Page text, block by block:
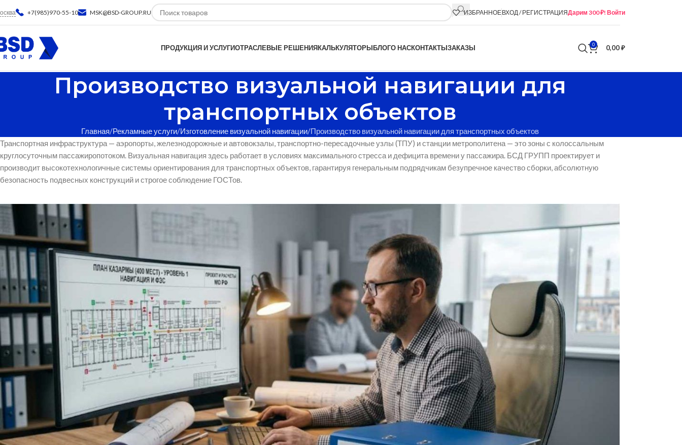
+7(985)970-55-10 MSK@BSD-GROUP.RU ИЗБРАННОЕВХОД / РЕГИСТРАЦИЯДарим 300 ₽! Войти
ПРОДУКЦИЯ И УСЛУГИОТРАСЛЕВЫЕ РЕШЕНИЯКАЛЬКУЛЯТОРЫБЛОГО НАСКОНТАКТЫЗАКАЗЫ 0 0,00₽
Производство визуальной навигации для
транспортных объектов
Главная Рекламные услуги Изготовление визуальной навигации Производство визуальной навигации для транспортных объектов
Транспортная инфраструктура — аэропорты, железнодорожные и автовокзалы, транспортно-пересадочные узлы (ТПУ) и станции метрополитена — это зоны с колоссальным
круглосуточным пассажиропотоком. Визуальная навигация здесь работает в условиях максимального стресса и дефицита времени у пассажира. БСД ГРУПП проектирует и
производит высокотехнологичные системы ориентирования для транспортных объектов, гарантируя генеральным подрядчикам безупречное качество сборки, абсолютную
безопасность подвесных конструкций и строгое соблюдение ГОСТов.